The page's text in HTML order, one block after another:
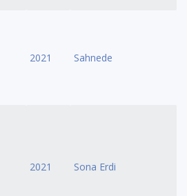
2021 Sahnede
2021 Sona Erdi